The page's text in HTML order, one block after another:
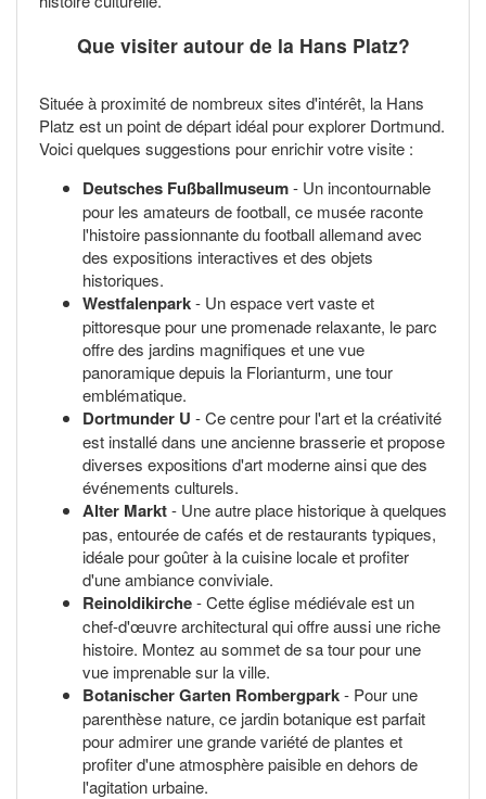
Que visiter autour de la Hans Platz?
Située à proximité de nombreux sites d'intérêt, la Hans
Platz est un point de départ idéal pour explorer Dortmund.
Voici quelques suggestions pour enrichir votre visite :
Deutsches Fußballmuseum- Un incontournable
pour les amateurs de football, ce musée raconte
l'histoire passionnante du football allemand avec
des expositions interactives et des objets
historiques.
Westfalenpark- Un espace vert vaste et
pittoresque pour une promenade relaxante, le parc
offre des jardins magnifiques et une vue
panoramique depuis la Florianturm, une tour
emblématique.
Dortmunder U - Ce centre pour l'art et la créativité
est installé dans une ancienne brasserie et propose
diverses expositions d'art moderne ainsi que des
événements culturels.
Alter Markt- Une autre place historique à quelques
pas, entourée de cafés et de restaurants typiques,
idéale pour goûter à la cuisine locale et profiter
d'une ambiance conviviale.
Reinoldikirche- Cette église médiévale est un
chef-d'œuvre architectural qui offre aussi une riche
histoire. Montez au sommet de sa tour pour une
vue imprenable sur la ville.
Botanischer Garten Rombergpark- Pour une
parenthèse nature, ce jardin botanique est parfait
pour admirer une grande variété de plantes et
profiter d'une atmosphère paisible en dehors de
l'agitation urbaine.